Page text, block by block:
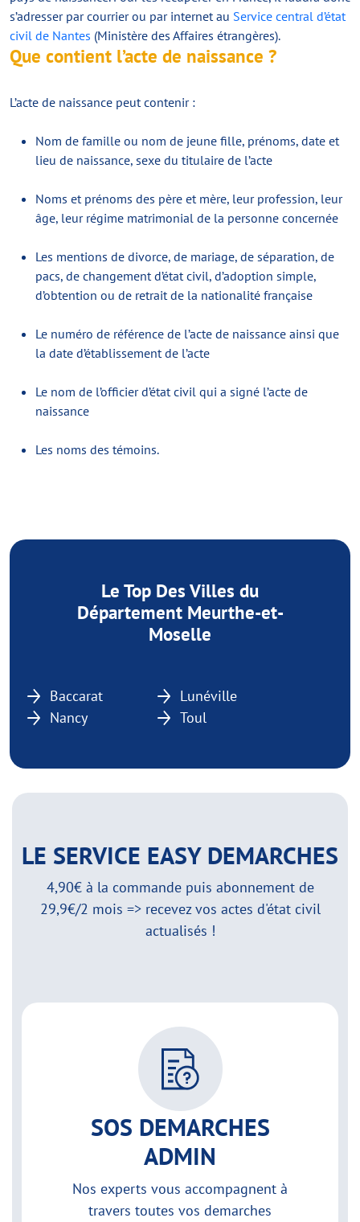
s’adresser par courrier ou par internet au Service central d’état
civil de Nantes (Ministère des Affaires étrangères).
Que contient l’acte de naissance ?
L’acte de naissance peut contenir :
Nom de famille ou nom de jeune fille, prénoms, date et
lieu de naissance, sexe du titulaire de l’acte
Noms et prénoms des père et mère, leur profession, leur
âge, leur régime matrimonial de la personne concernée
Les mentions de divorce, de mariage, de séparation, de
pacs, de changement d’état civil, d’adoption simple,
d’obtention ou de retrait de la nationalité française
Le numéro de référence de l’acte de naissance ainsi que
la date d’établissement de l’acte
Le nom de l’officier d’état civil qui a signé l’acte de
naissance
Les noms des témoins.
Le Top Des Villes du
Département Meurthe-et-
Moselle
Baccarat
Lunéville
Nancy
Toul
LE SERVICE EASY DEMARCHES
4,90€ à la commande puis abonnement de
29,9€/2 mois => recevez vos actes d'état civil
actualisés !
SOS DEMARCHES
ADMIN
Nos experts vous accompagnent à
travers toutes vos demarches